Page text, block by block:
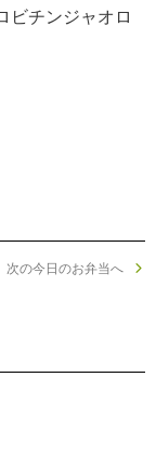
ビチンジャオロ
次の今日のお弁当へ